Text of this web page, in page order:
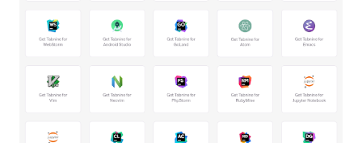
de nuvem e contêiner estão em andamento e serão
aqui . Para baixar clique no link:
https://mirrors.almalinux.org/isos.html